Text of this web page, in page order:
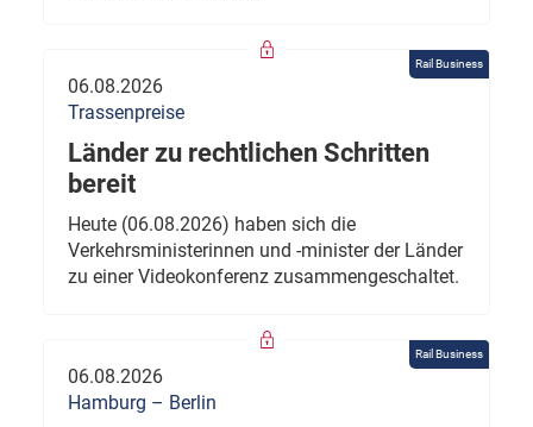
Rail Business
06.08.2026
Trassenpreise
Länder zu rechtlichen Schritten
bereit
Heute (06.08.2026) haben sich die
Verkehrsministerinnen und -minister der Länder
zu einer Videokonferenz zusammengeschaltet.
Rail Business
06.08.2026
Hamburg – Berlin